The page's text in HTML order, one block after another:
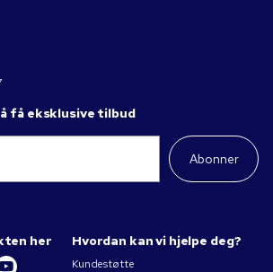
få eksklusive tilbud
Abonner
her Hvordan kan vi hjelpe deg?
Kundestøtte